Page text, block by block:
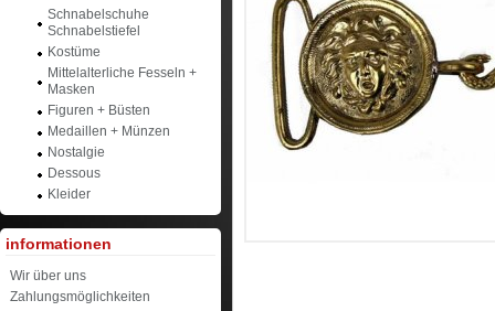
Schnabelschuhe
Schnabelstiefel
Kostüme
Mittelalterliche Fesseln +
Masken
Figuren + Büsten
Medaillen + Münzen
Nostalgie
Dessous
Kleider
informationen
Wir über uns
Zahlungsmöglichkeiten